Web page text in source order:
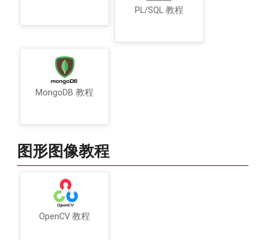
PL/SQL 教程
MongoDB 教程
图形图像教程
OpenCV 教程